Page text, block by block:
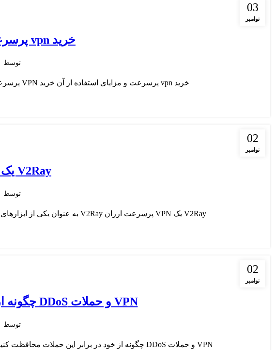
03
نوامبر
خرید vpn پرسرعت و مزایای استفاده از آن
توسط
خرید vpn پرسرعت و مزایای استفاده از آن خرید VPN پرسرعت به کاربرانی که به دنبال تجربه‌ای ایمن، بدون محدودیت و باکیفیت از اینت...
02
نوامبر
V2Ray یک VPN پرسرعت ارزان
توسط
V2Ray یک VPN پرسرعت ارزان V2Ray به عنوان یکی از ابزارهای VPN پرسرعت و ارزان در دنیای امروز به سرعت در حال محبوبیت است. این فنا...
02
نوامبر
VPN و حملات DDoS چگونه از خود در برابر این حملات محافظت کنیم
توسط
VPN و حملات DDoS چگونه از خود در برابر این حملات محافظت کنیم حملات DDoS (انکار سرویس توزیع‌شده) امروزه به یکی از نگرانی‌های عمده در ام...